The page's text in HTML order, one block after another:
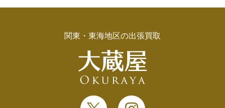
関東・東海地区の出張買取